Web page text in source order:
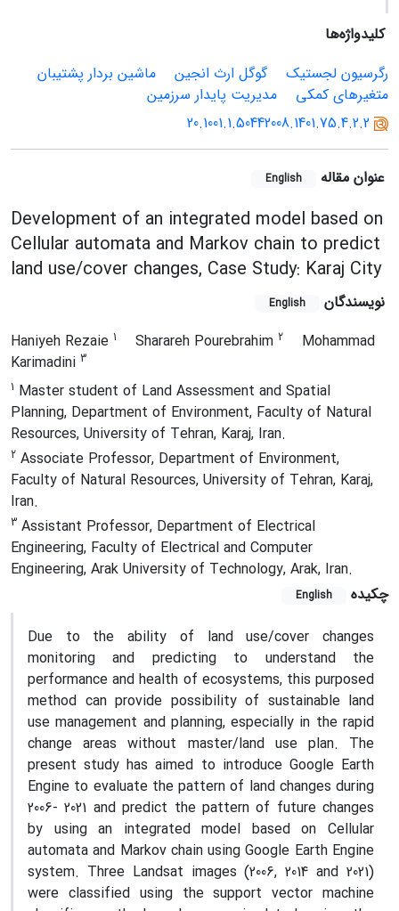
کلیدواژه‌ها
رگرسیون لجستیک
گوگل ارث انجین
ماشین بردار پشتیبان
متغیرهای کمکی
مدیریت پایدار سرزمین
20.1001.1.50442008.1401.75.4.2.2
عنوان مقاله English
Development of an integrated model based on
Cellular automata and Markov chain to predict
land use/cover changes, Case Study: Karaj City
نویسندگان English
Haniyeh Rezaie 1 Sharareh Pourebrahim 2
Mohammad
Karimadini 3
1 Master student of Land Assessment and Spatial
Planning, Department of Environment, Faculty of Natural
Resources, University of Tehran, Karaj, Iran.
2 Associate Professor, Department of Environment,
Faculty of Natural Resources, University of Tehran, Karaj,
Iran.
3 Assistant Professor, Department of Electrical
Engineering, Faculty of Electrical and Computer
Engineering, Arak University of Technology, Arak, Iran.
چکیده
English
Due to the ability of land use/cover changes
monitoring and predicting to understand the
performance and health of ecosystems, this purposed
method can provide possibility of sustainable land
use management and planning, especially in the rapid
change areas without master/land use plan. The
present study has aimed to introduce Google Earth
Engine to evaluate the pattern of land changes during
2006- 2021 and predict the pattern of future changes
by using an integrated model based on Cellular
automata and Markov chain using Google Earth Engine
system. Three Landsat images (2006, 2014 and 2021)
were classified using the support vector machine